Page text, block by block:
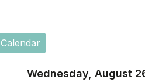
Calendar
Wednesday, August